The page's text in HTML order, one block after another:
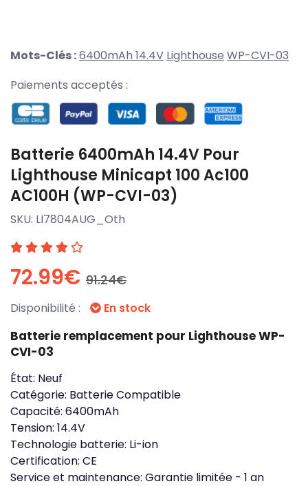
Mots-Clés :6400mAh 14.4V Lighthouse WP-CVI-03
Paiements acceptés :
Batterie 6400mAh 14.4V Pour
Lighthouse Minicapt 100 Ac100
AC100H (WP-CVI-03)
SKU: LI7804AUG_Oth
72.99€ 91.24€
Disponibilité : En stock
Batterie remplacement pour Lighthouse WP-
CVI-03
État: Neuf
Catégorie: Batterie Compatible
Capacité: 6400mAh
Tension: 14.4V
Technologie batterie: Li-ion
Certification: CE
Service et maintenance: Garantie limitée - 1 an